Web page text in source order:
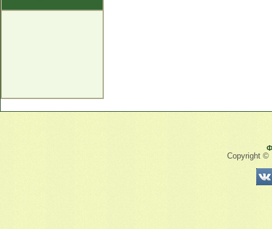
Copyright ©